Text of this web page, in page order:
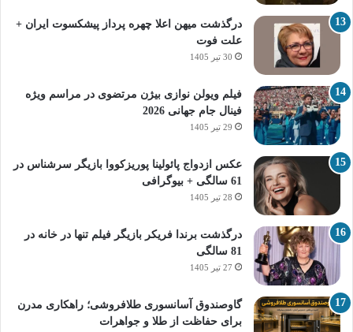
درگذشت میهن اعلا چهره پرداز پیشکسوت ایران +
علت فوت
30 تیر 1405
فیلم ویولن نوازی بیژن مرتضوی در مراسم ویژه
فینال جام جهانی 2026
29 تیر 1405
عکس ازدواج پائولینا پوریزکووا بازیگر سرشناس در
61 سالگی + بیوگرافی
28 تیر 1405
درگذشت برندا فریکر بازیگر فیلم تنها در خانه در
81 سالگی
27 تیر 1405
گاوصندوق آسانسوری طلافروشی؛ راهکاری مدرن
برای حفاظت از طلا و جواهرات